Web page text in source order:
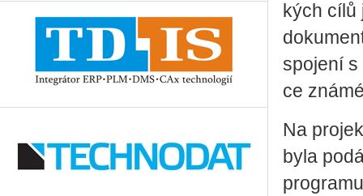
kých cílů
spo­je­ní
ce
Na
byla